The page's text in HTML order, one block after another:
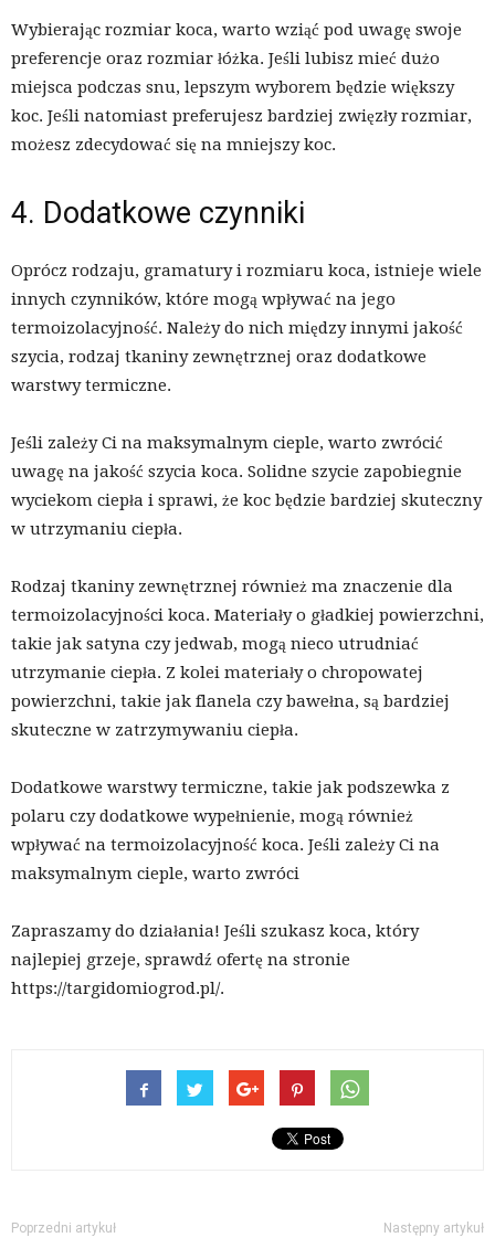
Wybierając rozmiar koca, warto wziąć pod uwagę swoje
preferencje oraz rozmiar łóżka. Jeśli lubisz mieć dużo
miejsca podczas snu, lepszym wyborem będzie większy
koc. Jeśli natomiast preferujesz bardziej zwięzły rozmiar,
możesz zdecydować się na mniejszy koc.
4. Dodatkowe czynniki
Oprócz rodzaju, gramatury i rozmiaru koca, istnieje wiele
innych czynników, które mogą wpływać na jego
termoizolacyjność. Należy do nich między innymi jakość
szycia, rodzaj tkaniny zewnętrznej oraz dodatkowe
warstwy termiczne.
Jeśli zależy Ci na maksymalnym cieple, warto zwrócić
uwagę na jakość szycia koca. Solidne szycie zapobiegnie
wyciekom ciepła i sprawi, że koc będzie bardziej skuteczny
w utrzymaniu ciepła.
Rodzaj tkaniny zewnętrznej również ma znaczenie dla
termoizolacyjności koca. Materiały o gładkiej powierzchni,
takie jak satyna czy jedwab, mogą nieco utrudniać
utrzymanie ciepła. Z kolei materiały o chropowatej
powierzchni, takie jak flanela czy bawełna, są bardziej
skuteczne w zatrzymywaniu ciepła.
Dodatkowe warstwy termiczne, takie jak podszewka z
polaru czy dodatkowe wypełnienie, mogą również
wpływać na termoizolacyjność koca. Jeśli zależy Ci na
maksymalnym cieple, warto zwróci
Zapraszamy do działania! Jeśli szukasz koca, który
najlepiej grzeje, sprawdź ofertę na stronie
https://targidomiogrod.pl/.
Poprzedni artykuł Następny artykuł